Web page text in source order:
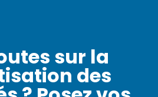
sur la
des